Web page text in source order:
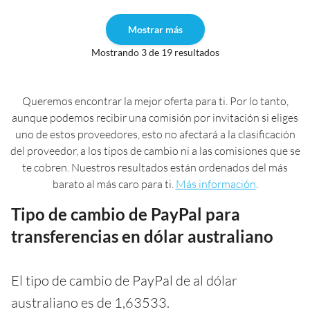
Mostrar más
Mostrando 3 de 19 resultados
Queremos encontrar la mejor oferta para ti. Por lo tanto,
aunque podemos recibir una comisión por invitación si eliges
uno de estos proveedores, esto no afectará a la clasificación
del proveedor, a los tipos de cambio ni a las comisiones que se
te cobren. Nuestros resultados están ordenados del más
barato al más caro para ti. Más información
Tipo de cambio de PayPal para
transferencias en dólar australiano
El tipo de cambio de PayPal de al dólar
australiano es de 1,63533.